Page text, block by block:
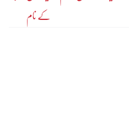
کے نام